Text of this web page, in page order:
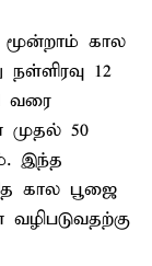
மூன்றாம் கால
12
வரை
முதல் 50
இந்த
கால பூஜை